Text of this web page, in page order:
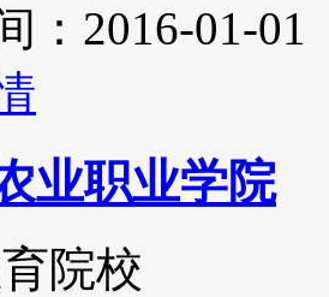
：2016-01-01
业职业学院
院校